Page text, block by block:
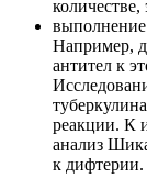
Например,
антител к
реакции. К
анализ
к дифтерии.